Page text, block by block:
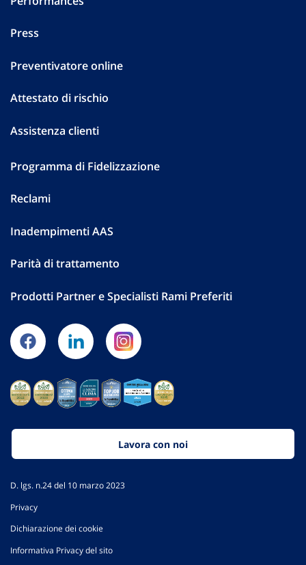
Press
Preventivatore online
Attestato di rischio
Assistenza clienti
Programma di Fidelizzazione
Reclami
Inadempimenti AAS
Parità di trattamento
Prodotti Partner e Specialisti Rami Preferiti
Lavora con noi
D. lgs. n.24 del 10 marzo 2023
Privacy
Dichiarazione dei cookie
Informativa Privacy del sito